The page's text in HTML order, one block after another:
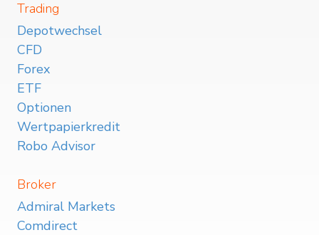
Trading
Depotwechsel
CFD
Forex
ETF
Optionen
Wertpapierkredit
Robo Advisor
Broker
Admiral Markets
Comdirect